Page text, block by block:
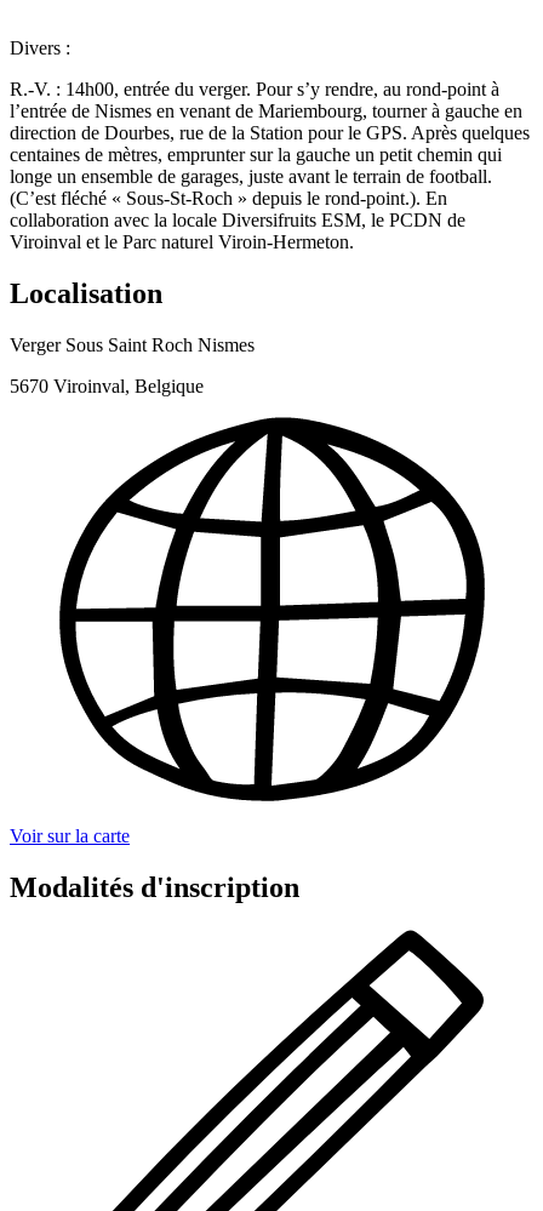
Divers :
R.-V. : 14h00, entrée du verger. Pour s’y rendre, au rond-point à
l’entrée de Nismes en venant de Mariembourg, tourner à gauche en
direction de Dourbes, rue de la Station pour le GPS. Après quelques
centaines de mètres, emprunter sur la gauche un petit chemin qui
longe un ensemble de garages, juste avant le terrain de football.
(C’est fléché « Sous-St-Roch » depuis le rond-point.). En
collaboration avec la locale Diversifruits ESM, le PCDN de
Viroinval et le Parc naturel Viroin-Hermeton.
Localisation
Verger Sous Saint Roch Nismes
5670 Viroinval, Belgique
Voir sur la carte
Modalités d'inscription